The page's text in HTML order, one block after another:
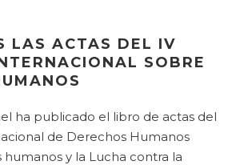
LAS ACTAS DEL IV
SOBRE
ha publicado el libro de actas del
de Derechos Humanos
y la Lucha contra la